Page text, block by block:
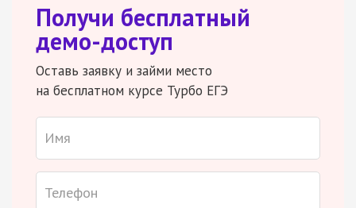
Получи бесплатный
демо-доступ
Оставь заявку и займи место
на бесплатном курсе Турбо ЕГЭ